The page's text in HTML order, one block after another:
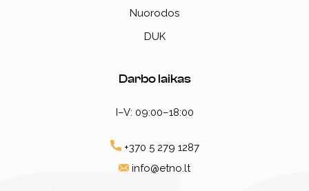
Nuorodos
DUK
Darbo laikas
I–V: 09:00–18:00
+370 5 279 1287
info@etno.lt